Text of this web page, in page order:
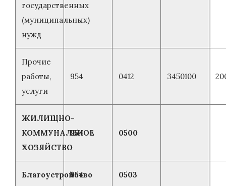
государственных
(муниципальных)
нужд
Прочие
работы,
услуги
954 0412 3450100
ЖИЛИЩНО-
КОММУНАЛЬНОЕ
ХОЗЯЙСТВО
954 0500
Благоустройство
954 0503